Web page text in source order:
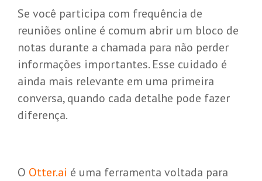
Se você participa com frequência de
reuniões online é comum abrir um bloco de
notas durante a chamada para não perder
informações importantes. Esse cuidado é
ainda mais relevante em uma primeira
conversa, quando cada detalhe pode fazer
diferença.
O Otter.ai é uma ferramenta voltada para